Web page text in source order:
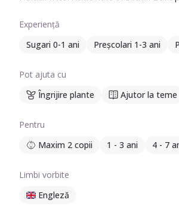
Experiență
Sugari 0-1 ani
Preșcolari 1-3 ani
Pot ajuta cu
Îngrijire plante
Ajutor la teme
Pentru
Maxim 2 copii
1 - 3 ani 4 - 7
Limbi vorbite
Engleză